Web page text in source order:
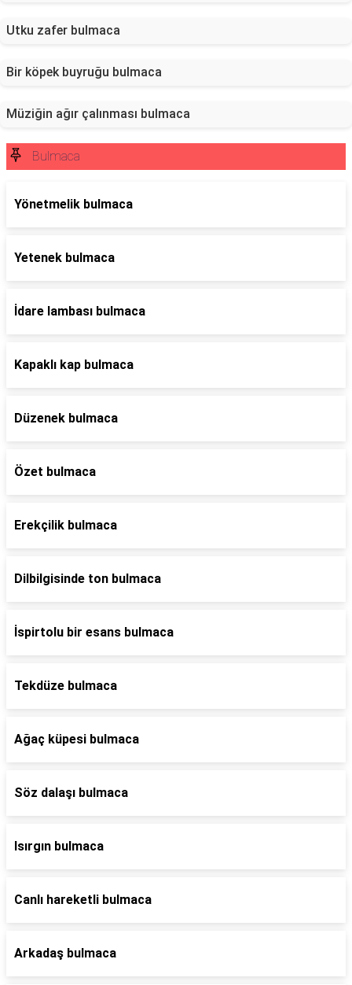
Utku zafer bulmaca
Bir köpek buyruğu bulmaca
Müziğin ağır çalınması bulmaca
Bulmaca
Yönetmelik bulmaca
Yetenek bulmaca
İdare lambası bulmaca
Kapaklı kap bulmaca
Düzenek bulmaca
Özet bulmaca
Erekçilik bulmaca
Dilbilgisinde ton bulmaca
İspirtolu bir esans bulmaca
Tekdüze bulmaca
Ağaç küpesi bulmaca
Söz dalaşı bulmaca
Isırgın bulmaca
Canlı hareketli bulmaca
Arkadaş bulmaca